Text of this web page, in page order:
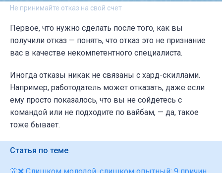
Не принимайте отказ на свой счет
Первое, что нужно сделать после того, как вы
получили отказ — понять, что отказ это не признание
вас в качестве некомпетентного специалиста.
Иногда отказы никак не связаны с хард-скиллами.
Например, работодатель может отказать, даже если
ему просто показалось, что вы не сойдетесь с
командой или не подходите по вайбам, — да, такое
тоже бывает.
Статья по теме